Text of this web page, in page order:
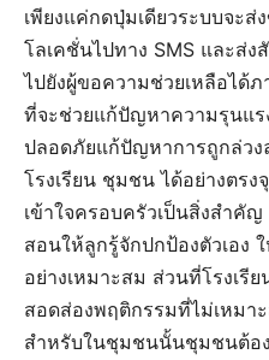
เพียงแค่กดปุ่มเดียวระบบจะ
โลเคชั่นไปทาง SMS และส่
ไปยังผู้ขอความช่วยเหลือได้
ที่จะช่วยแก้ปัญหาความรุนแร
ปลอดภัยแก้ปัญหาการถูกล่วง
โรงเรียน ชุมชน ได้อย่างตร
เข้าใจครอบครัวเป็นสิ่งสำคั
สอนให้ลูกรู้จักปกป้องตัวเอง
อย่างเหมาะสม ส่วนที่โรงเรี
สอดส่องพฤติกรรมที่ไม่เหมา
สำหรับในชุมชนนั้นชุมชนต้อ